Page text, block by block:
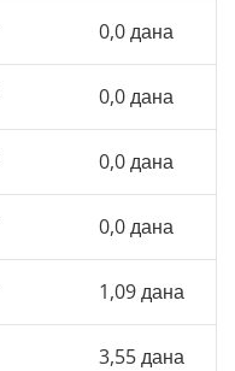
0,0 дана
0,0 дана
0,0 дана
0,0 дана
1,09 дана
3,55 дана